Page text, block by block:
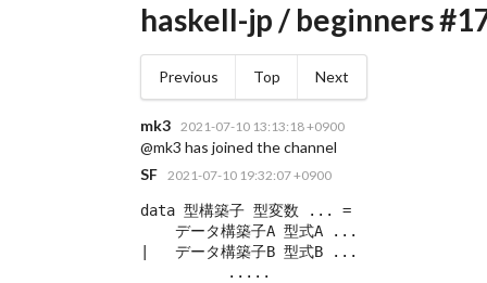
haskell-jp / beginners
Previous Top Next
mk3 2021-07-10 13:13:18 +0900
@mk3 has joined the channel
SF
2021-07-10 19:32:07 +0900
data 型構築子 型変数 ... =
    データ構築子A 型式A ...
|   データ構築子B 型式B ...
          .....